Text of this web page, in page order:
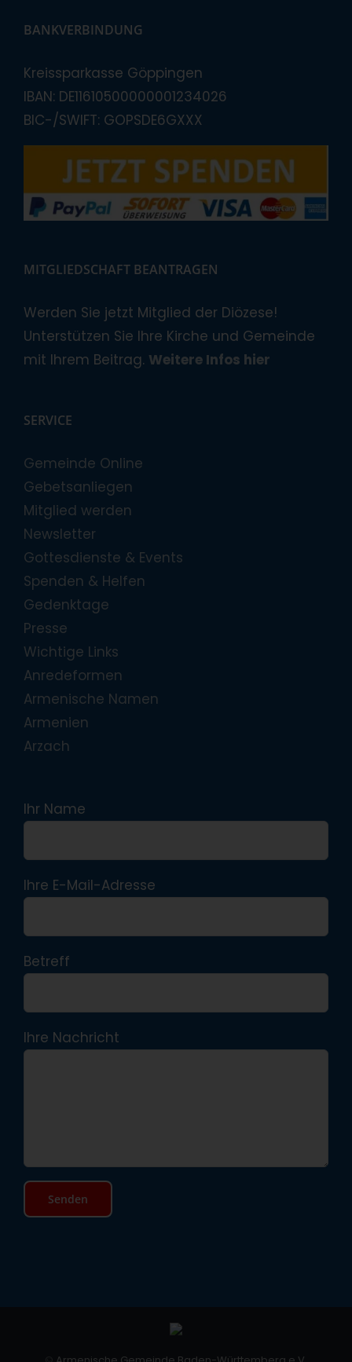
BANKVERBINDUNG
Kreissparkasse Göppingen
IBAN: DE11610500000001234026
BIC-/SWIFT: GOPSDE6GXXX
MITGLIEDSCHAFT BEANTRAGEN
Werden Sie jetzt Mitglied der Diözese!
Unterstützen Sie Ihre Kirche und Gemeinde
mit Ihrem Beitrag. Weitere Infos hier
SERVICE
Gemeinde Online
Gebetsanliegen
Mitglied werden
Newsletter
Gottesdienste & Events
Spenden & Helfen
Gedenktage
Presse
Wichtige Links
Anredeformen
Armenische Namen
Armenien
Arzach
Ihr Name
Ihre E-Mail-Adresse
Betreff
Ihre Nachricht